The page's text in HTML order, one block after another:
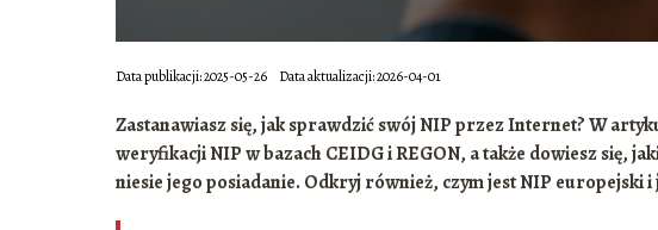
Data publikacji: 2025-05-26 Data aktualizacji: 2026-04-01
Zastanawiasz się, jak sprawdzić swój NIP przez Internet? W
weryfikacji NIP w bazach CEIDG i REGON, a także dowiesz się,
niesie jego posiadanie. Odkryj również, czym jest NIP europejski i